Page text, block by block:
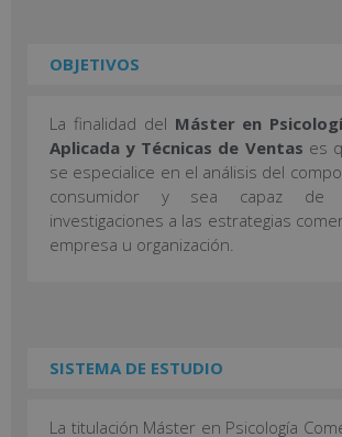
OBJETIVOS
La finalidad del Máster en
Aplicada y Técnicas de Ventas es
se especialice en el análisis del
consumidor y sea capaz de
investigaciones a las estrategias
empresa u organización.
SISTEMA DE ESTUDIO
La titulación Máster en Psicología